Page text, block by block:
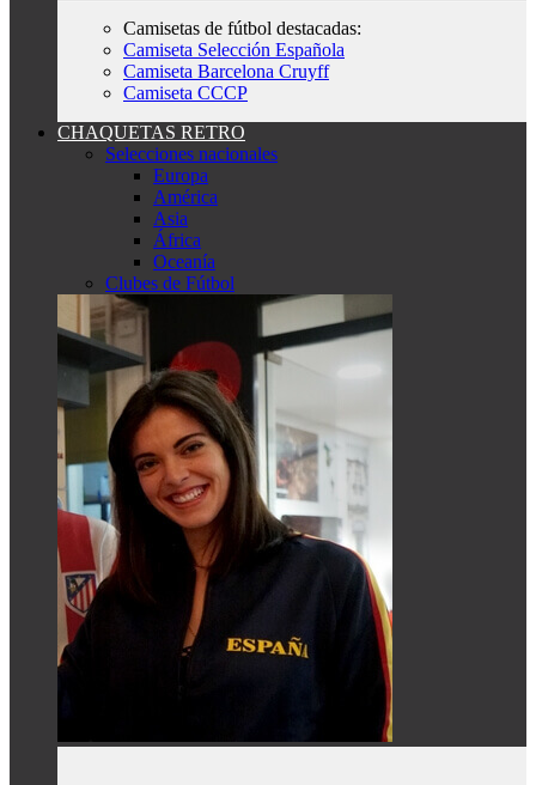
Camisetas de fútbol destacadas:
Camiseta Selección Española
Camiseta Barcelona Cruyff
Camiseta CCCP
CHAQUETAS RETRO
Selecciones nacionales
Europa
América
Asia
África
Oceanía
Clubes de Fútbol